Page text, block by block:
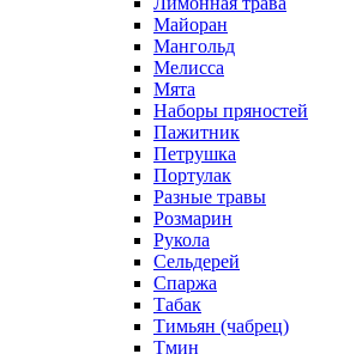
Майоран
Мангольд
Мелисса
Мята
Наборы пряностей
Пажитник
Петрушка
Портулак
Разные травы
Розмарин
Рукола
Сельдерей
Спаржа
Табак
Тимьян (чабрец)
Тмин